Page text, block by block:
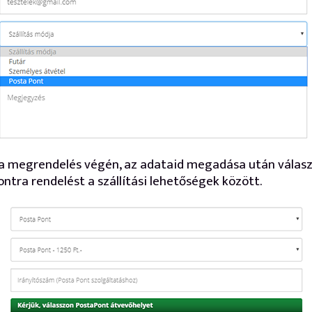
megrendelés végén, az adataid megadása után
rendelést a szállítási lehetőségek között.